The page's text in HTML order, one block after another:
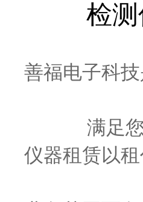
检
善福电子科
满足
仪器租赁以